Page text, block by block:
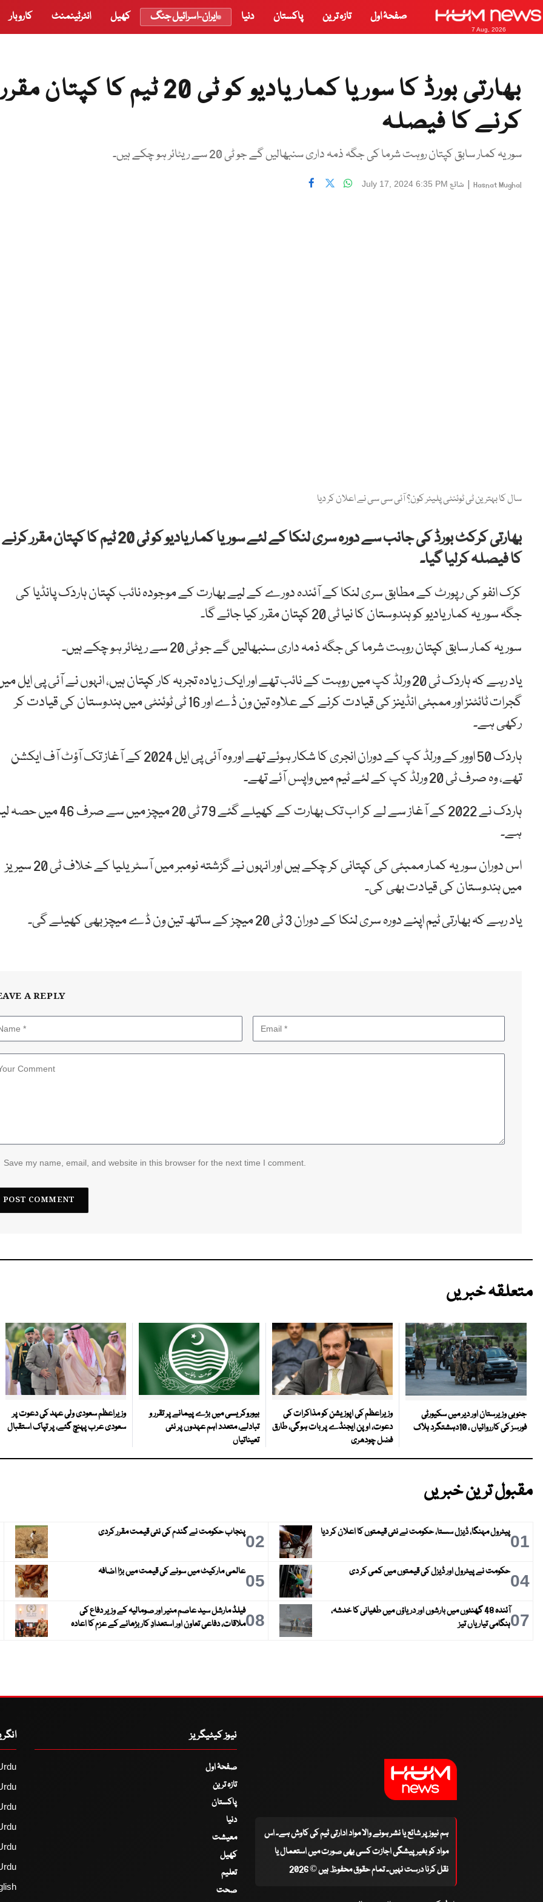
7 Aug, 2026
صفحۂ اول تازہ ترین پاکستان دنیا ایران-اسرائیل جنگ کھیل انٹرٹینمنٹ کاروبار
بھارتی بورڈ کا سوریا کمار یادیو کو ٹی 20 ٹیم کا کپتان مقرر
کرنے کا فیصلہ
سوریہ کمار سابق کپتان روہت شرما کی جگہ ذمہ داری سنبھالیں گے جو ٹی 20 سے ریٹائر ہو چکے ہیں۔
Hasnat Mughal
| شائع July 17, 2024 6:35 PM
سال کا بہترین ٹی ٹوئنٹی پلیئر کون؟ آئی سی سی نے اعلان کر دیا
بھارتی کرکٹ بورڈ کی جانب سے دورہ سری لنکا کے لئے سوریا کمار یادیو کو ٹی 20 ٹیم کا کپتان مقرر کرنے
کا فیصلہ کرلیا گیا۔
کرک انفو کی رپورٹ کے مطابق سری لنکا کے آئندہ دورے کے لیے بھارت کے موجودہ نائب کپتان ہاردک پانڈیا کی
جگہ سوریہ کمار یادیو کو ہندوستان کا نیا ٹی 20 کپتان مقرر کیا جائے گا۔
سوریہ کمار سابق کپتان روہت شرما کی جگہ ذمہ داری سنبھالیں گے جو ٹی 20 سے ریٹائر ہو چکے ہیں۔
یاد رہے کہ ہاردک ٹی 20 ورلڈ کپ میں روہت کے نائب تھے اور ایک زیادہ تجربہ کار کپتان ہیں، انہوں نے آئی پی ایل
گجرات ٹائٹنز اور ممبئی انڈینز کی قیادت کرنے کے علاوہ تین ون ڈے اور 16 ٹی ٹوئنٹی میں ہندوستان کی قیادت کر
رکھی ہے۔
ہاردک 50 اوور کے ورلڈ کپ کے دوران انجری کا شکار ہوئے تھے اور وہ آئی پی ایل 2024 کے آغاز تک آؤٹ آف ایکشن
تھے، وہ صرف ٹی 20 ورلڈ کپ کے لئے ٹیم میں واپس آئے تھے۔
ہاردک نے 2022 کے آغاز سے لے کر اب تک بھارت کے کھیلے گئے 79 ٹی 20 میچز میں سے صرف 46
ہے۔
اس دوران سوریہ کمار ممبئی کی کپتانی کر چکے ہیں اور انہوں نے گزشتہ نومبر میں آسٹریلیا کے خلاف ٹی 20 سیریز
میں ہندوستان کی قیادت بھی کی۔
یاد رہے کہ بھارتی ٹیم اپنے دورہ سری لنکا کے دوران 3 ٹی 20 میچز کے ساتھ تین ون ڈے میچز بھی کھیلے گی۔
A REPLY
Save my name, email, and website in this browser for the next time I comment.
متعلقہ خبریں
جنوبی وزیرستان اور دیر میں سکیورٹی
فورسز کی کارروائیاں ، 10دہشتگرد ہلاک
وزیراعظم کی اپوزیشن کو مذاکرات کی
دعوت، اوپن ایجنڈے پر بات ہوگی، طارق
فضل چودھری
بیوروکریسی میں بڑے پیمانے پر تقرر و
تبادلے، متعدد اہم عہدوں پر نئی
تعیناتیاں
وزیراعظم سعودی ولی عہد کی دعوت پر
سعودی عرب پہنچ گئے، پر تپاک استقبال
مقبول ترین خبریں
01پیٹرول مہنگا، ڈیزل سستا، حکومت نے نئی قیمتوں کا اعلان کر دیا 02پنجاب حکومت نے گندم کی نئی قیمت مقرر کردی
04حکومت نے پیٹرول اور ڈیزل کی قیمتوں میں کمی کر دی 05عالمی مارکیٹ میں سونے کی قیمت میں بڑا اضافہ
07
آئندہ 48 گھنٹوں میں بارشوں اور دریاؤں میں طغیانی کا خدشہ،
ہنگامی تیاریاں تیز
08فیلڈ مارشل سید عاصم منیر اور صومالیہ کے وزیر دفاع کی
ملاقات، دفاعی تعاون اور استعدادِ کار بڑھانے کے عزم کا اعادہ
ہم نیوز پر شائع یا نشر ہونے والا مواد ادارتی ٹیم کی کاوش ہے۔ اس
مواد کو بغیر پیشگی اجازت کسی بھی صورت میں استعمال یا
نقل کرنا درست نہیں۔ تمام حقوق محفوظ ہیں © 2026
نیوز کیٹیگریز
صفحۂ اول
تازہ ترین
پاکستان
دنیا
معیشت
کھیل
تعلیم
صحت